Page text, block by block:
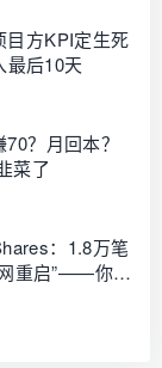
目方KPI定生死
最后10天
？月回本？
菜了
：1.8万笔
重启”——你的